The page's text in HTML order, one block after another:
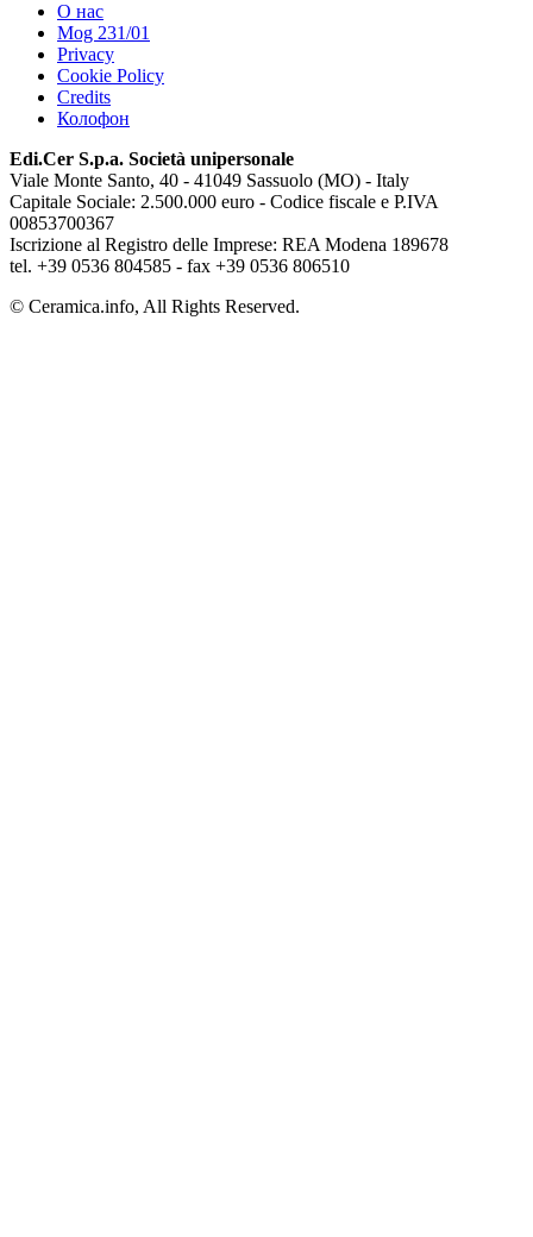
О нас
Mog 231/01
Privacy
Cookie Policy
Credits
Колофон
Edi.Cer S.p.a. Società unipersonale
Viale Monte Santo, 40 - 41049 Sassuolo (MO) - Italy
Capitale Sociale: 2.500.000 euro - Codice fiscale e P.IVA
00853700367
Iscrizione al Registro delle Imprese: REA Modena 189678
tel. +39 0536 804585 - fax +39 0536 806510
© Ceramica.info, All Rights Reserved.